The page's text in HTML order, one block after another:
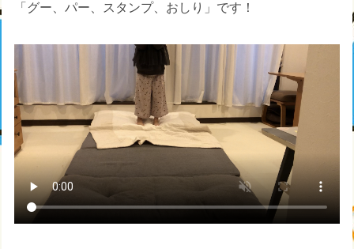
「グー、パー、スタンプ、おしり」です！